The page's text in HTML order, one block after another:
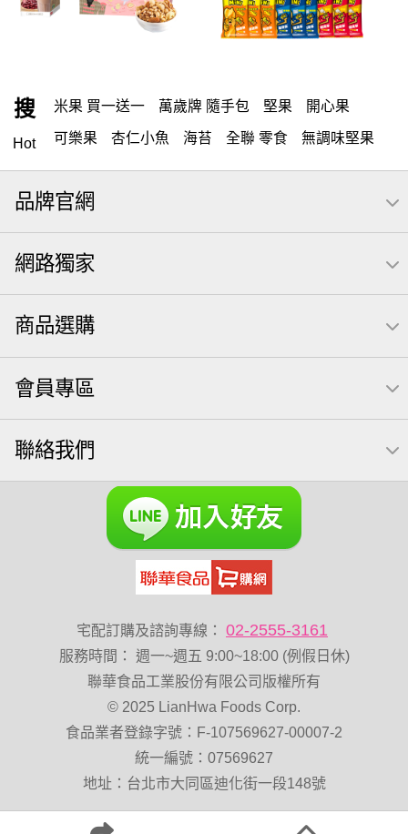
搜
Hot
米果 買一送一 萬歲牌 隨手包 堅果 開心果
可樂果 杏仁小魚 海苔 全聯 零食 無調味堅果
無調味 全聯 禮盒 堅穀力 綜合纖果 全聯 素食
萬歲開心果
全聯 拜拜 洋芋片 元本山 萬歲牌 小魚 薯條
飲 甘栗
每日 icash 起司 南瓜子 義大利麵 荷卡
卡廸那 95℃鮮脆三色丁
【萬歲牌】每日堅果系列 萬歲牌 南瓜籽
芥末 可樂果
禮盒 總匯點心包 減糖日記 全聯 南瓜子 素食
小魚干
萬歲牌 米果 無糖 堅果飲 Diy飯糰 萬歲牌小魚
全聯 海苔細 蔓越梅 元氣什穀堅果飲
香菜 萬歲牌 堅果小包裝活力堅果
榛果 黑豆 開心果 萬歲牌
蜜汁腰果 小魚乾 全聯 海苔 隨手包 總匯點心
中秋禮盒 脆片 味付
萬歲牌 堅果隨身包22入 無添加 Costco 萬歲牌堅果
飯糰 芝麻 穀物棒
波浪脆 卡廸那95℃薯條原味18克*5包 60g
品牌官網
網路獨家
商品選購
會員專區
聯絡我們
宅配訂購及諮詢專線： 02-2555-3161
服務時間 ：
週一~週五 9:00~18:00 (例假日休)
聯華食品工業股份有限公司版權所有
© 2025 LianHwa Foods Corp.
食品業者登錄字號：F-107569627-00007-2
統一編號：07569627
地址：台北市大同區迪化街一段148號